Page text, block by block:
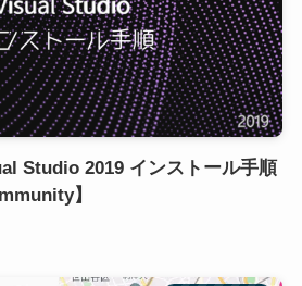
Studio 2019 インストール手順
】